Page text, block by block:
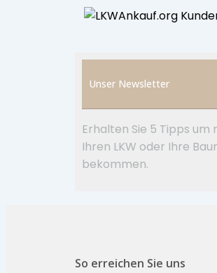
Unser Newsletter
Erhalten Sie 5 Tipps um
Ihren LKW oder Ihre
bekommen.
So erreichen Sie uns